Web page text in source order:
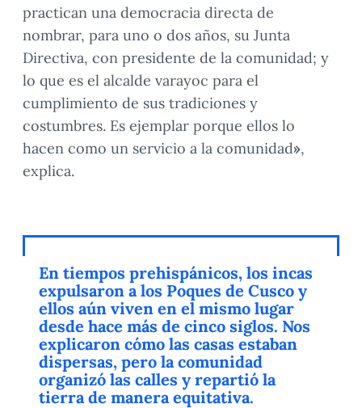
practican una democracia directa de
nombrar, para uno o dos años, su Junta
Directiva, con presidente de la comunidad; y
lo que es el alcalde varayoc para el
cumplimiento de sus tradiciones y
costumbres. Es ejemplar porque ellos lo
hacen como un servicio a la comunidad»,
explica.
En tiempos prehispánicos, los incas
expulsaron a los Poques de Cusco y
ellos aún viven en el mismo lugar
desde hace más de cinco siglos. Nos
explicaron cómo las casas estaban
dispersas, pero la comunidad
organizó las calles y repartió la
tierra de manera equitativa.